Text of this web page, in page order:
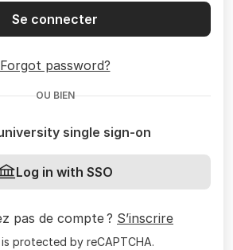
Se connecter
Forgot password?
OU BIEN
single sign-on
Log in with SSO
pas de compte ? S’inscrire
protected by reCAPTCHA.